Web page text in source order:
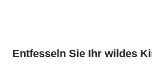
Entfesseln Sie Ihr wildes